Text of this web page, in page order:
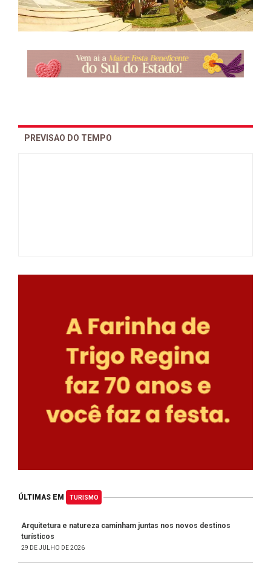
PREVISAO DO TEMPO
ÚLTIMAS EM TURISMO
Arquitetura e natureza caminham juntas nos novos destinos
turísticos
29 DE JULHO DE 2026